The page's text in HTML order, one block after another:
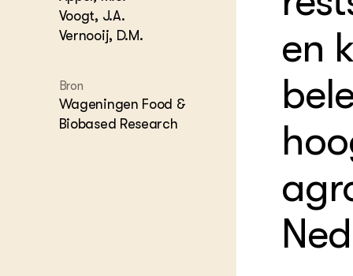
Biokennis
EU-
Voogt, J.A.
Vernooij, D.M.
Bron
Wageningen Food &
Biobased Research
en